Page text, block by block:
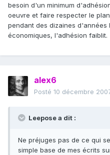
besoin d'un minimum
oeuvre et faire respecter le
pendant des dizaines d'années
économiques, l'adhésion faiblit.
alex6
Posté 10 décembre
Leepose a dit :
Ne préjuges pas de ce qui
simple base de mes écrits